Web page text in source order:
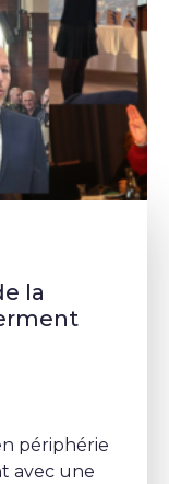
la
périphérie
avec une